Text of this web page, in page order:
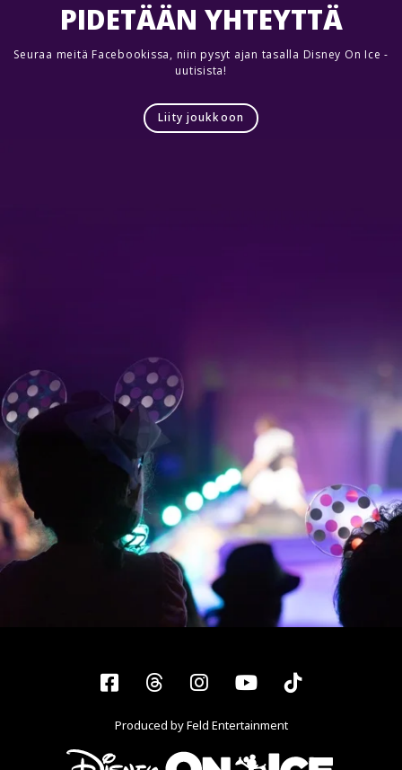
PIDETÄÄN YHTEYTTÄ
Seuraa meitä Facebookissa, niin pysyt ajan tasalla Disney On Ice -
uutisista!
Liity joukkoon
Facebook
ThreadsInstagram
YouTubeTiktok
Produced by Feld Entertainment